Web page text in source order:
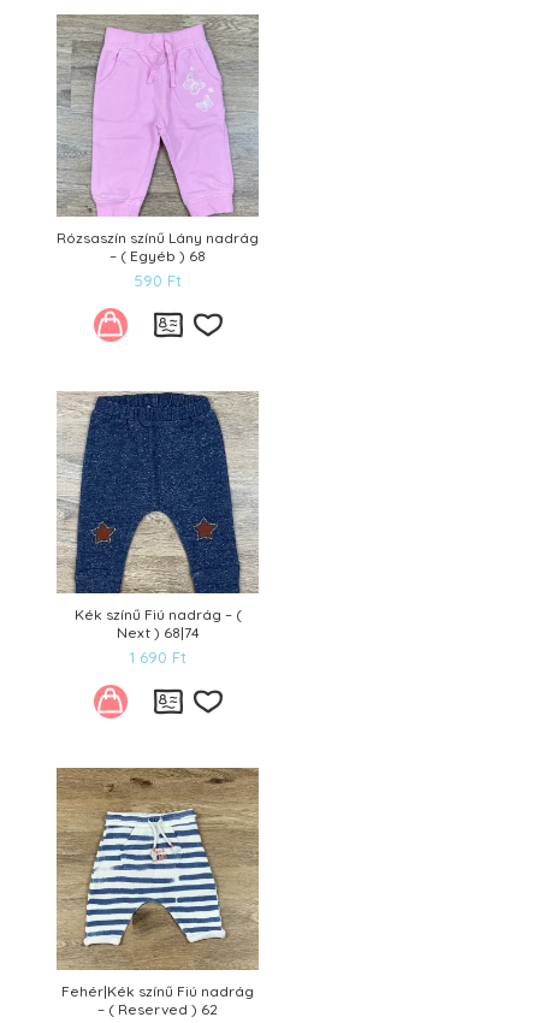
Rózsaszín színű Lány nadrág
– ( Egyéb ) 68
590 Ft
Kívánságlistára
Kék színű Fiú nadrág – (
Next ) 68|74
1 690 Ft
Kívánságlistára
Fehér|Kék színű Fiú nadrág
– ( Reserved ) 62